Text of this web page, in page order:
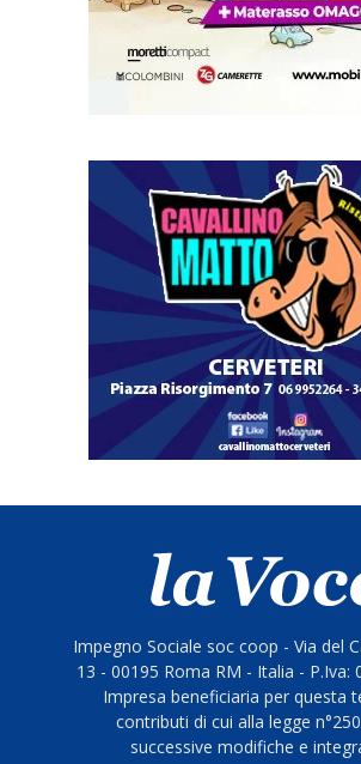
Impegno Sociale soc coop - Via del
13 - 00195 Roma RM - Italia - P.Iva:
Impresa beneficiaria per questa
contributi di cui alla legge
successive modifiche e